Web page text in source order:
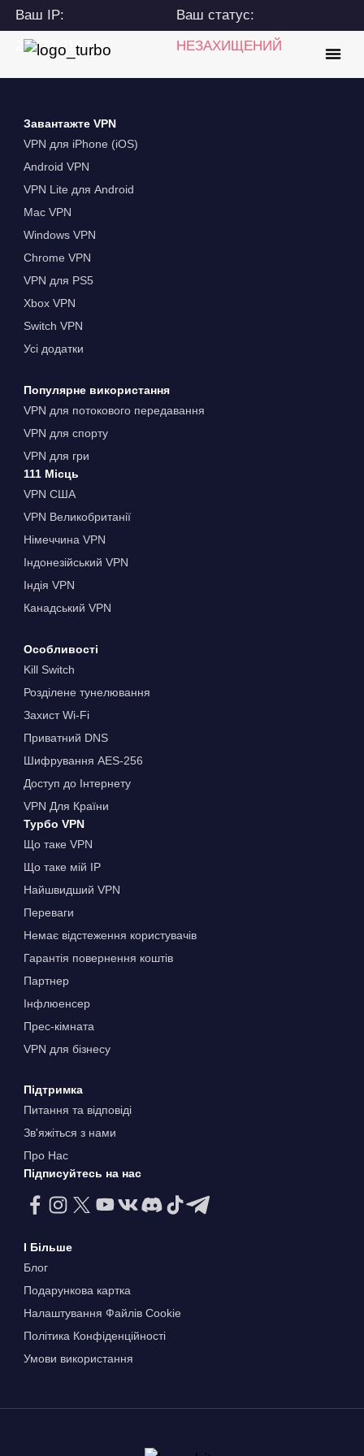
Ваш IP:
216.73.216.165
Ваш статус:
НЕЗАХИЩЕНИЙ
Завантажте VPN
VPN для iPhone (iOS)
Android VPN
VPN Lite для Android
Mac VPN
Windows VPN
Chrome VPN
VPN для PS5
Xbox VPN
Switch VPN
Усі додатки
Популярне використання
VPN для потокового передавання
VPN для спорту
VPN для гри
111 Місць
VPN США
VPN Великобританії
Німеччина VPN
Індонезійський VPN
Індія VPN
Канадський VPN
Особливості
Kill Switch
Розділене тунелювання
Захист Wi-Fi
Приватний DNS
Шифрування AES-256
Доступ до Інтернету
VPN Для Країни
Турбо VPN
Що таке VPN
Що таке мій IP
Найшвидший VPN
Переваги
Немає відстеження користувачів
Гарантія повернення коштів
Партнер
Інфлюенсер
Прес-кімната
VPN для бізнесу
Підтримка
Питання та відповіді
Зв'яжіться з нами
Про Нас
Підписуйтесь на нас
І Більше
Блог
Подарункова картка
Налаштування Файлів Сookie
Політика Конфіденційності
Умови використання